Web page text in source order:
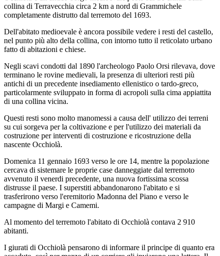
collina di Terravecchia circa 2 km a nord di Grammichele
completamente distrutto dal terremoto del 1693.
Dell'abitato medioevale è ancora possibile vedere i resti del castello,
nel punto più alto della collina, con intorno tutto il reticolato urbano
fatto di abitazioni e chiese.
Negli scavi condotti dal 1890 l'archeologo Paolo Orsi rilevava, dove
terminano le rovine medievali, la presenza di ulteriori resti più
antichi di un precedente insediamento ellenistico o tardo-greco,
particolarmente sviluppato in forma di acropoli sulla cima appiattita
di una collina vicina.
Questi resti sono molto manomessi a causa dell' utilizzo dei terreni
su cui sorgeva per la coltivazione e per l'utilizzo dei materiali da
costruzione per interventi di costruzione e ricostruzione della
nascente Occhiolà.
Domenica 11 gennaio 1693 verso le ore 14, mentre la popolazione
cercava di sistemare le proprie case danneggiate dal terremoto
avvenuto il venerdi precedente, una nuova fortissima scossa
distrusse il paese. I superstiti abbandonarono l'abitato e si
trasferirono verso l'eremitorio Madonna del Piano e verso le
campagne di Margi e Camemi.
Al momento del terremoto l'abitato di Occhiolà contava 2 910
abitanti.
I giurati di Occhiolà pensarono di informare il principe di quanto era